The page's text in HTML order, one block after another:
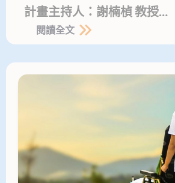
計畫主持人：謝楠楨 教授…
閱讀全文